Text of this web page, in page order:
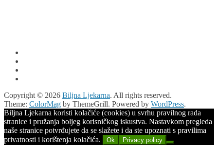
Copyright © 2026 Biljna Ljekarna. All rights reserved.
Theme: ColorMag by ThemeGrill. Powered by WordPress.
Biljna Ljekarna koristi kolačiće (cookies) u svrhu pravilnog rada
stranice i pružanja boljeg korisničkog iskustva. Nastavkom pregleda
naše stranice potvrđujete da se slažete i da ste upoznati s pravilima
privatnosti i korištenja kolačića.
Ok Privacy policy